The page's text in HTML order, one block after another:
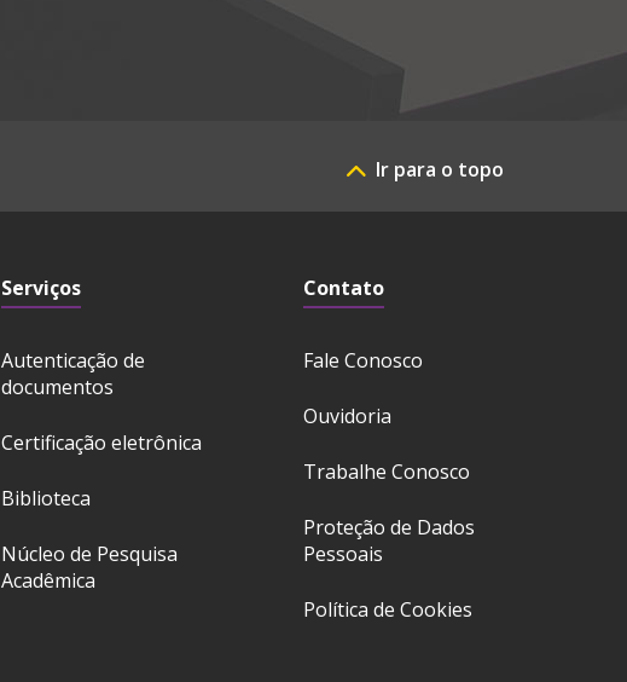
Ir para o topo
Serviços
Autenticação de
documentos
Certificação eletrônica
Biblioteca
Núcleo de Pesquisa
Acadêmica
Contato
Fale Conosco
Ouvidoria
Trabalhe Conosco
Proteção de Dados
Pessoais
Política de Cookies